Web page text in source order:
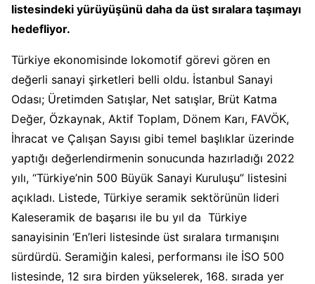
listesindeki yürüyüşünü daha da üst sıralara taşımayı
hedefliyor.
Türkiye ekonomisinde lokomotif görevi gören en
değerli sanayi şirketleri belli oldu. İstanbul Sanayi
Odası; Üretimden Satışlar, Net satışlar, Brüt Katma
Değer, Özkaynak, Aktif Toplam, Dönem Karı, FAVÖK,
İhracat ve Çalışan Sayısı gibi temel başlıklar üzerinde
yaptığı değerlendirmenin sonucunda hazırladığı 2022
yılı, “Türkiye’nin 500 Büyük Sanayi Kuruluşu” listesini
açıkladı. Listede, Türkiye seramik sektörünün lideri
Kaleseramik de başarısı ile bu yıl da Türkiye
sanayisinin ‘En’leri listesinde üst sıralara tırmanışını
sürdürdü. Seramiğin kalesi, performansı ile İSO 500
listesinde, 12 sıra birden yükselerek, 168. sırada yer